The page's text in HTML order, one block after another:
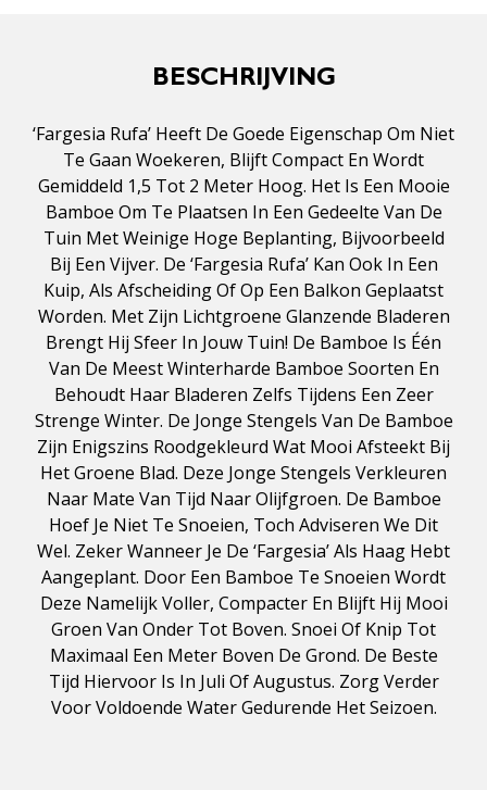
BESCHRIJVING
‘Fargesia Rufa’ Heeft De Goede Eigenschap Om Niet
Te Gaan Woekeren, Blijft Compact En Wordt
Gemiddeld 1,5 Tot 2 Meter Hoog. Het Is Een Mooie
Bamboe Om Te Plaatsen In Een Gedeelte Van De
Tuin Met Weinige Hoge Beplanting, Bijvoorbeeld
Bij Een Vijver. De ‘Fargesia Rufa’ Kan Ook In Een
Kuip, Als Afscheiding Of Op Een Balkon Geplaatst
Worden. Met Zijn Lichtgroene Glanzende Bladeren
Brengt Hij Sfeer In Jouw Tuin! De Bamboe Is Één
Van De Meest Winterharde Bamboe Soorten En
Behoudt Haar Bladeren Zelfs Tijdens Een Zeer
Strenge Winter. De Jonge Stengels Van De Bamboe
Zijn Enigszins Roodgekleurd Wat Mooi Afsteekt Bij
Het Groene Blad. Deze Jonge Stengels Verkleuren
Naar Mate Van Tijd Naar Olijfgroen. De Bamboe
Hoef Je Niet Te Snoeien, Toch Adviseren We Dit
Wel. Zeker Wanneer Je De ‘Fargesia’ Als Haag Hebt
Aangeplant. Door Een Bamboe Te Snoeien Wordt
Deze Namelijk Voller, Compacter En Blijft Hij Mooi
Groen Van Onder Tot Boven. Snoei Of Knip Tot
Maximaal Een Meter Boven De Grond. De Beste
Tijd Hiervoor Is In Juli Of Augustus. Zorg Verder
Voor Voldoende Water Gedurende Het Seizoen.